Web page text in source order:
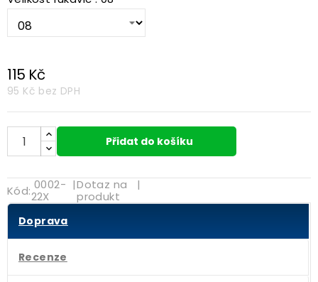
115 Kč
95 Kč bez DPH
Přidat do košíku
Kód: 0002-
22X
|Dotaz na
produkt
|
Doprava
Recenze